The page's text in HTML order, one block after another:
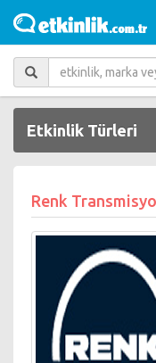
Etkinlik Türleri
Renk